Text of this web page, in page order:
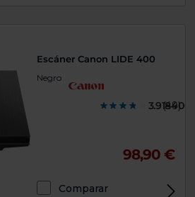
Escáner Canon LIDE 400
Negro
(49)
98,90 €
Comparar